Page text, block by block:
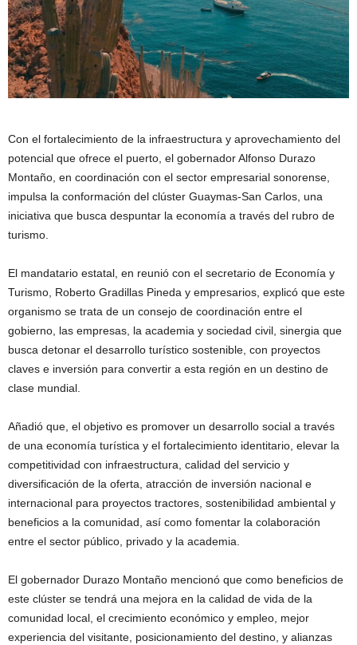
Con el fortalecimiento de la infraestructura y aprovechamiento del
potencial que ofrece el puerto, el gobernador Alfonso Durazo
Montaño, en coordinación con el sector empresarial sonorense,
impulsa la conformación del clúster Guaymas-San Carlos, una
iniciativa que busca despuntar la economía a través del rubro de
turismo.
El mandatario estatal, en reunió con el secretario de Economía y
Turismo, Roberto Gradillas Pineda y empresarios, explicó que este
organismo se trata de un consejo de coordinación entre el
gobierno, las empresas, la academia y sociedad civil, sinergia que
busca detonar el desarrollo turístico sostenible, con proyectos
claves e inversión para convertir a esta región en un destino de
clase mundial.
Añadió que, el objetivo es promover un desarrollo social a través
de una economía turística y el fortalecimiento identitario, elevar la
competitividad con infraestructura, calidad del servicio y
diversificación de la oferta, atracción de inversión nacional e
internacional para proyectos tractores, sostenibilidad ambiental y
beneficios a la comunidad, así como fomentar la colaboración
entre el sector público, privado y la academia.
El gobernador Durazo Montaño mencionó que como beneficios de
este clúster se tendrá una mejora en la calidad de vida de la
comunidad local, el crecimiento económico y empleo, mejor
experiencia del visitante, posicionamiento del destino, y alianzas